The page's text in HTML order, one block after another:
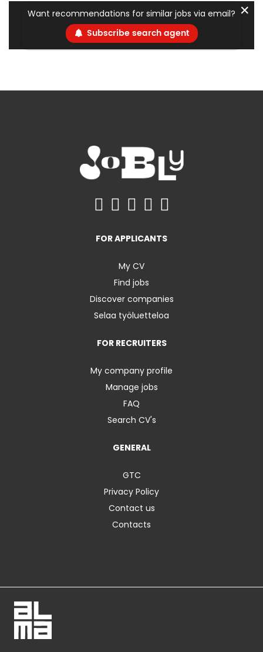
Want recommendations for similar jobs via email?
Subscribe search agent
✕
FOR APPLICANTS
My CV
Find jobs
Discover companies
Selaa työluetteloa
FOR RECRUITERS
My company profile
Manage jobs
FAQ
Search CV's
GENERAL
GTC
Privacy Policy
Contact us
Contacts